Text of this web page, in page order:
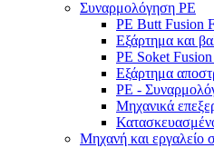
Συναρμολόγηση PE
PE Butt Fusion
Εξάρτημα και
PE Soket
Εξάρτημα
PE -
Μηχανικά
Μηχανή και εργαλείο